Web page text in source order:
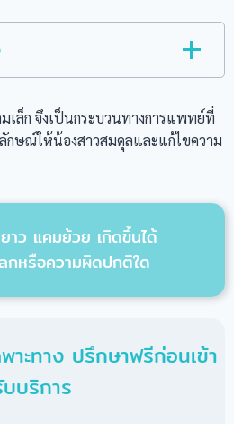
เล็ก จึงเป็นกระบวนทางการแพทย์ที่
กษณ์ให้น้องสาวสมดุลและแก้ไขความ
าว แคมย้วย เกิดขึ้นได้
กหรือความผิดปกติใด
าะทาง ปรึกษาฟรีก่อนเข้า
บริการ